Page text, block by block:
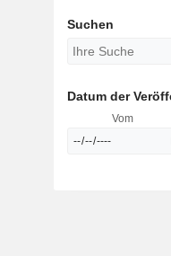
Suchen
Datum der
Vom